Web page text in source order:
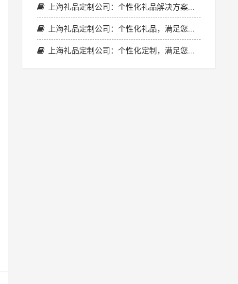
上海礼品定制公司：个性化礼品解决方案，满足您的各种需求
上海礼品定制公司：个性化礼品，满足您的多样化需求
上海礼品定制公司：个性化定制，满足您的各种商务与促销需求